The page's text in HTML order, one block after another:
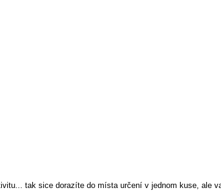
tak sice dorazíte do místa určení v jednom kuse, ale